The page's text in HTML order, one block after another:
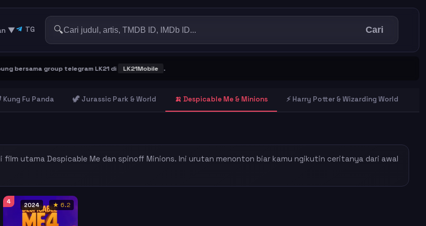
▼ TG 🔍 Cari
bersama group telegram LK21 di LK21Mobile .
Kung Fu Panda 🦖 Jurassic Park & World 🍌 Despicable Me & Minions ⚡ Harry Potter & Wizarding World
film utama Despicable Me dan spinoff Minions. Ini urutan menonton biar kamu ngikutin ceritanya dari awal
4
2024 ★ 6.2